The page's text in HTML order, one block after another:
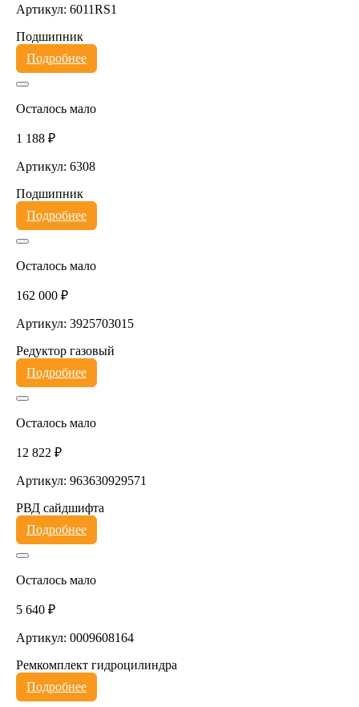
Артикул: 6011RS1
Подшипник
Подробнее
Осталось мало
1 188 ₽
Артикул: 6308
Подшипник
Подробнее
Осталось мало
162 000 ₽
Артикул: 3925703015
Редуктор газовый
Подробнее
Осталось мало
12 822 ₽
Артикул: 963630929571
РВД сайдшифта
Подробнее
Осталось мало
5 640 ₽
Артикул: 0009608164
Ремкомплект гидроцилиндра
Подробнее